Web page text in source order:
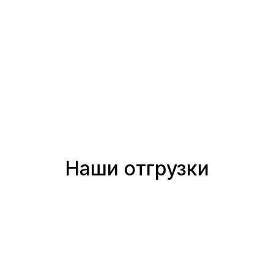
Наши отгрузки